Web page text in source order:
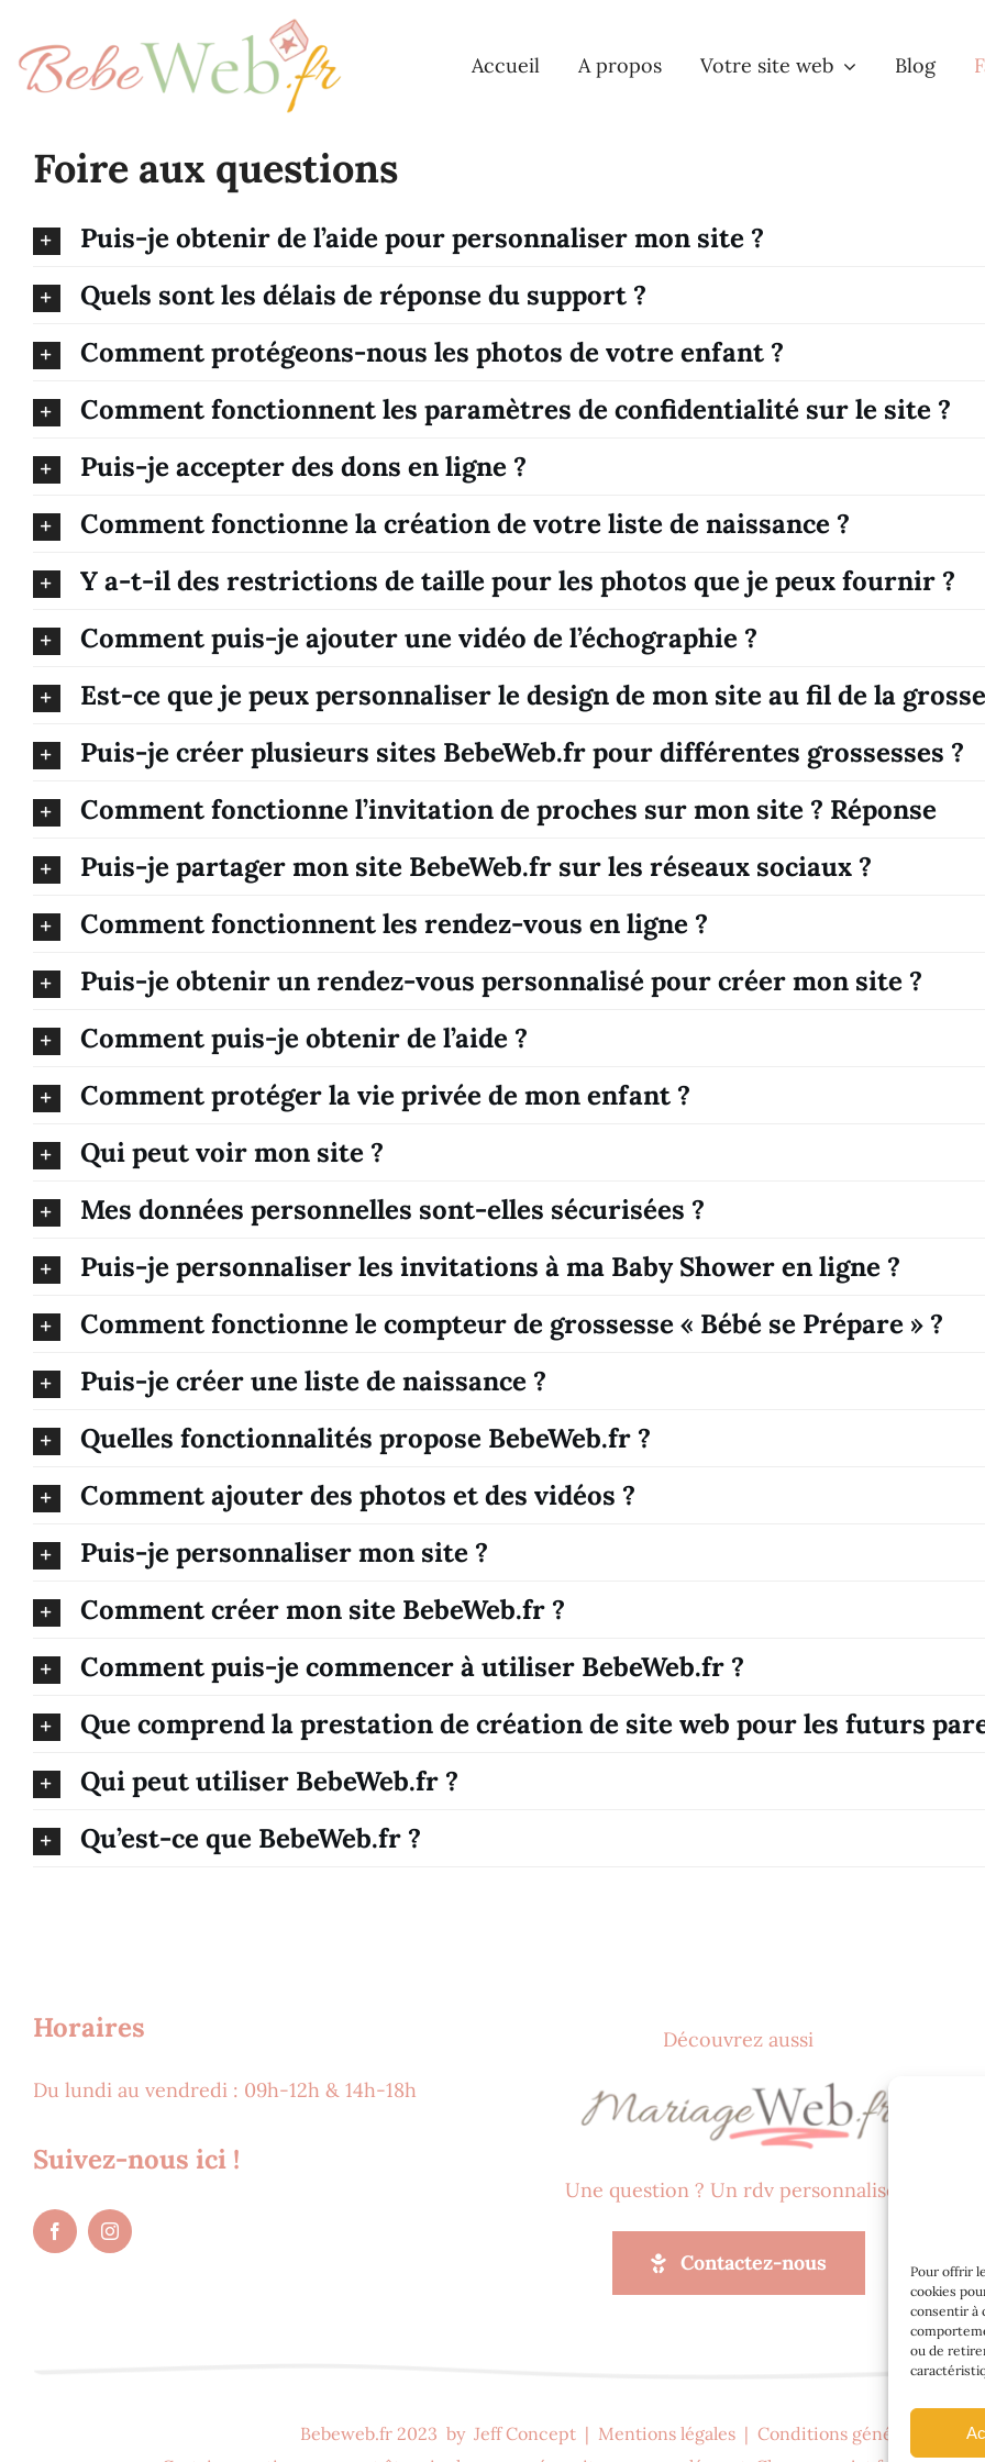
Pour offrir
cookies
consentir à
ou de
au
contenu
Accueil A propos Votre site web Blog
Foire aux questions
Puis-je obtenir de l’aide pour personnaliser mon site ?
Quels sont les délais de réponse du support ?
Comment protégeons-nous les photos de votre enfant ?
Comment fonctionnent les paramètres de confidentialité sur le site ?
Puis-je accepter des dons en ligne ?
Comment fonctionne la création de votre liste de naissance ?
Y a-t-il des restrictions de taille pour les photos que je peux fournir ?
Comment puis-je ajouter une vidéo de l’échographie ?
Est-ce que je peux personnaliser le design de mon site au fil de la
Puis-je créer plusieurs sites BebeWeb.fr pour différentes grossesses ?
Comment fonctionne l’invitation de proches sur mon site ? Réponse
Puis-je partager mon site BebeWeb.fr sur les réseaux sociaux ?
Comment fonctionnent les rendez-vous en ligne ?
Puis-je obtenir un rendez-vous personnalisé pour créer mon site ?
Comment puis-je obtenir de l’aide ?
Comment protéger la vie privée de mon enfant ?
Qui peut voir mon site ?
Mes données personnelles sont-elles sécurisées ?
Puis-je personnaliser les invitations à ma Baby Shower en ligne ?
Comment fonctionne le compteur de grossesse « Bébé se Prépare » ?
Puis-je créer une liste de naissance ?
Quelles fonctionnalités propose BebeWeb.fr ?
Comment ajouter des photos et des vidéos ?
Puis-je personnaliser mon site ?
Comment créer mon site BebeWeb.fr ?
Comment puis-je commencer à utiliser BebeWeb.fr ?
Que comprend la prestation de création de site web pour les futurs
Qui peut utiliser BebeWeb.fr ?
Qu’est-ce que BebeWeb.fr ?
Horaires
Du lundi au vendredi : 09h-12h & 14h-18h
Suivez-nous ici !
Découvrez aussi
Une question ? Un rdv personnalisé ?
Contactez-nous
Bebeweb.fr 2023 by Jeff Concept | Mentions légales | Conditions générales